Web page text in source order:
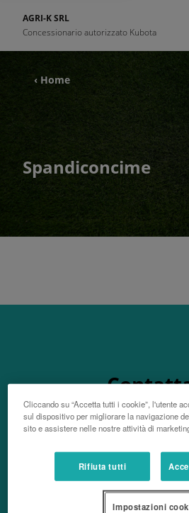
AGRI-K SRL
Concessionario autorizzato Kubota
‹ Home
Spandiconcime
Nome e cognome
Cliccando su “Accetta tutti i cookie”, l'utente
sul dispositivo per migliorare la navigazione
sito e assistere nelle nostre attività di
Rifiuta tutti
Impostazioni